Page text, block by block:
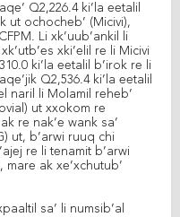
Q2,226.4 ki’la eetalil
ut ochocheb’ (Micivi),
Li xk’uub’ankil li
xki’elil re li Micivi
ki’la eetalil b’irok re li
Q2,536.4 ki’la eetalil
naril li Molamil reheb’
ut xxokom re
re nak’e wank sa’
ut, b’arwi ruuq chi
re li tenamit b’arwi
mare ak xe’xchutub’
sa’ li numsib’al